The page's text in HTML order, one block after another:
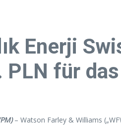
Enerji
PLN für
– Watson Farley & Williams